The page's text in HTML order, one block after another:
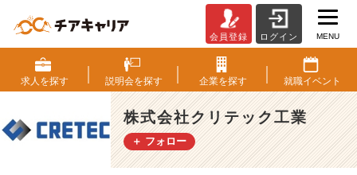
部
候
補
生
募
集
会員登録 ログイン MENU
求人を探す 説明会を探す 企業を探す 就職イベント
株式会社クリテック工業
＋ フォロー